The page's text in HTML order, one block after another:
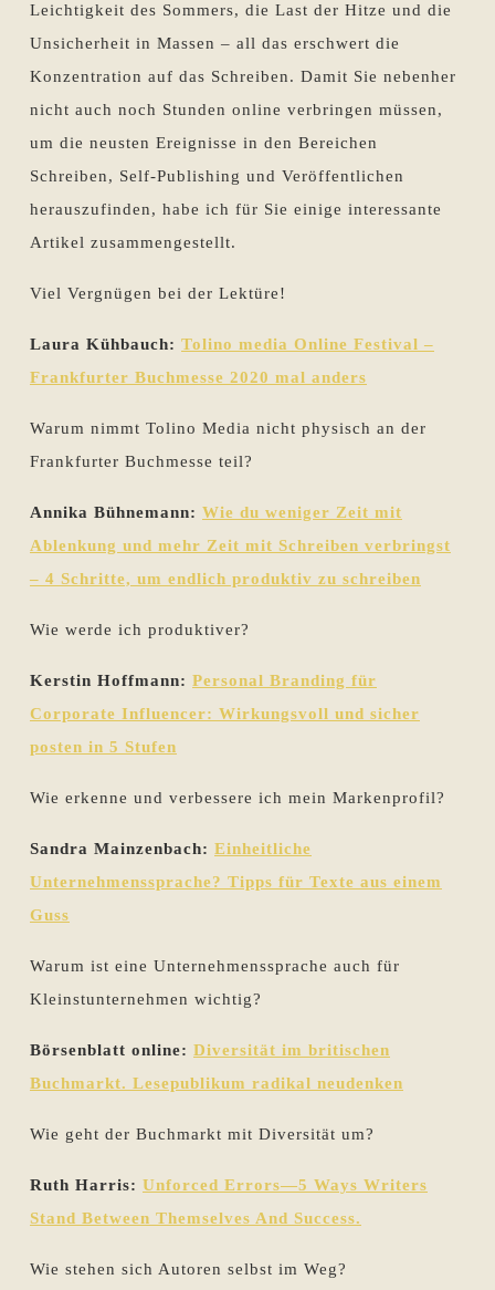
Leichtigkeit des Sommers, die Last der Hitze und die
Unsicherheit in Massen – all das erschwert die
Konzentration auf das Schreiben. Damit Sie nebenher
nicht auch noch Stunden online verbringen müssen,
um die neusten Ereignisse in den Bereichen
Schreiben, Self-Publishing und Veröffentlichen
herauszufinden, habe ich für Sie einige interessante
Artikel zusammengestellt.
Viel Vergnügen bei der Lektüre!
Laura Kühbauch: Tolino media Online Festival –
Frankfurter Buchmesse 2020 mal anders
Warum nimmt Tolino Media nicht physisch an der
Frankfurter Buchmesse teil?
Annika Bühnemann: Wie du weniger Zeit mit
Ablenkung und mehr Zeit mit Schreiben verbringst
– 4 Schritte, um endlich produktiv zu schreiben
Wie werde ich produktiver?
Kerstin Hoffmann: Personal Branding für
Corporate Influencer: Wirkungsvoll und sicher
posten in 5 Stufen
Wie erkenne und verbessere ich mein Markenprofil?
Sandra Mainzenbach: Einheitliche
Unternehmenssprache? Tipps für Texte aus einem
Guss
Warum ist eine Unternehmenssprache auch für
Kleinstunternehmen wichtig?
Börsenblatt online: Diversität im britischen
Buchmarkt. Lesepublikum radikal neudenken
Wie geht der Buchmarkt mit Diversität um?
Ruth Harris: Unforced Errors—5 Ways Writers
Stand Between Themselves And Success.
Wie stehen sich Autoren selbst im Weg?